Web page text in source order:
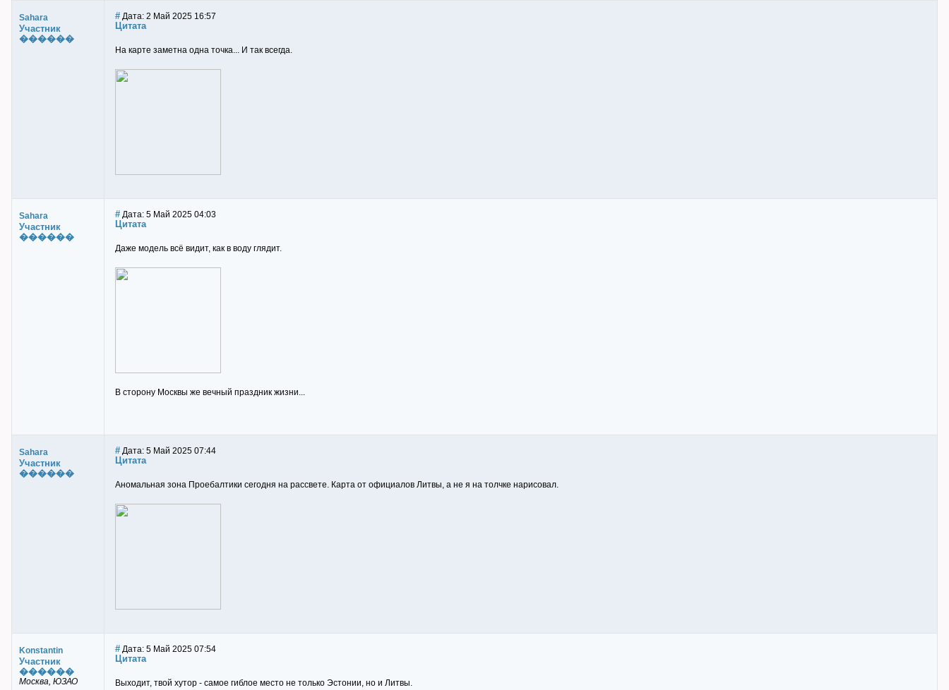
Sahara
Участник
������
# Дата: 2 Май 2025 16:57
Цитата
На карте заметна одна точка... И так всегда.
Sahara
Участник
������
# Дата: 5 Май 2025 04:03
Цитата
Даже модель всё видит, как в воду глядит.
В сторону Москвы же вечный праздник жизни...
Sahara
Участник
������
# Дата: 5 Май 2025 07:44
Цитата
Аномальная зона Проебалтики сегодня на рассвете. Карта от официалов Литвы, а не я на толчке нарисовал.
Konstantin
Участник
������
Москва, ЮЗАО
# Дата: 5 Май 2025 07:54
Цитата
Выходит, твой хутор - самое гиблое место не только Эстонии, но и Литвы.